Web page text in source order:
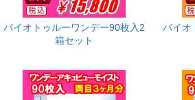
バイオトゥルーワンデー90枚入2
箱セット
バイオ